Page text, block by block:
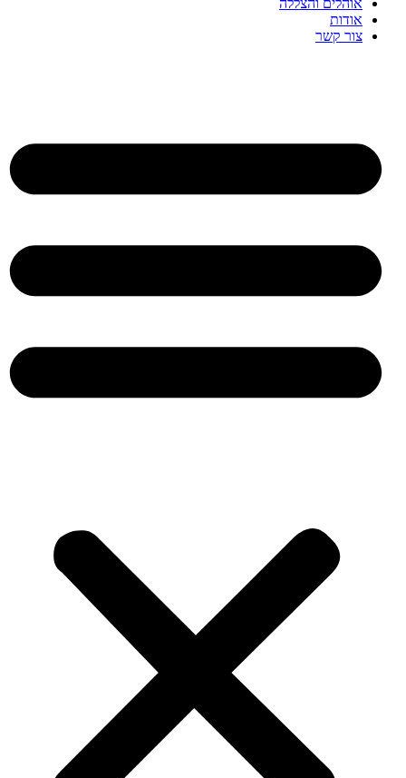
אוהלים והצללה
אודות
צור קשר